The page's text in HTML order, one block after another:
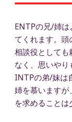
ENTPの兄/姉は
てくれます。頭
相談役として
なく、思いやり
INTPの弟/妹は
姉を慕いますが
を求めることは